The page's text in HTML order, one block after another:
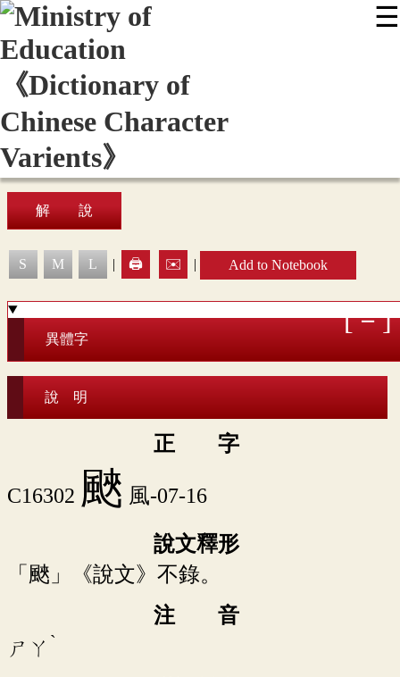
☰
Display Mode
Sitemap
解 說
S M L | 🖨️ ✉️ | Add to Notebook
異體字
說 明
正 字
C16302 䬊 風-07-16
說文釋形
「䬊」《說文》不錄。
注 音
ㄕㄚ ˋ